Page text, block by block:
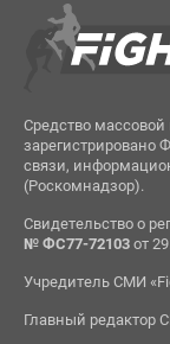
Средство
зарегистрировано
связи,
(Роскомнадзор).
Свидетельство о
№ ФС77-72103от
Учредитель СМИ
Главный редактор